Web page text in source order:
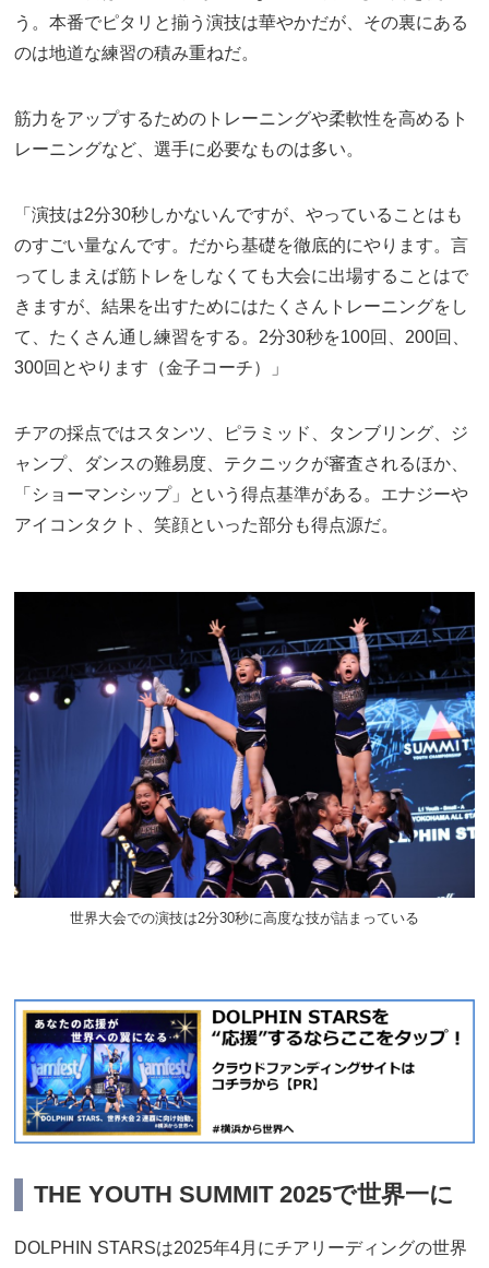
う。本番でピタリと揃う演技は華やかだが、その裏にある
のは地道な練習の積み重ねだ。
筋力をアップするためのトレーニングや柔軟性を高めるト
レーニングなど、選手に必要なものは多い。
「演技は2分30秒しかないんですが、やっていることはも
のすごい量なんです。だから基礎を徹底的にやります。言
ってしまえば筋トレをしなくても大会に出場することはで
きますが、結果を出すためにはたくさんトレーニングをし
て、たくさん通し練習をする。2分30秒を100回、200回、
300回とやります（金子コーチ）」
チアの採点ではスタンツ、ピラミッド、タンブリング、ジ
ャンプ、ダンスの難易度、テクニックが審査されるほか、
「ショーマンシップ」という得点基準がある。エナジーや
アイコンタクト、笑顔といった部分も得点源だ。
世界大会での演技は2分30秒に高度な技が詰まっている
THE YOUTH SUMMIT 2025で世界一に
DOLPHIN STARSは2025年4月にチアリーディングの世界